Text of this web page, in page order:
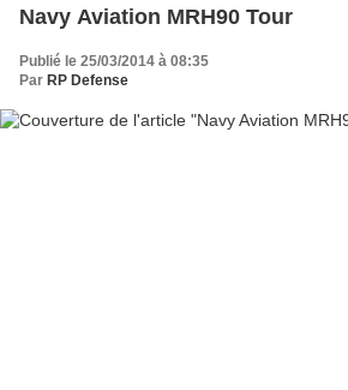
Navy Aviation MRH90 Tour
Publié le 25/03/2014 à 08:35
Par RP Defense